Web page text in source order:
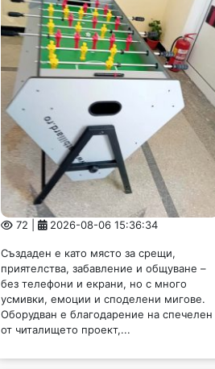
усмивки, емоции и споделени мигове.
Оборудван е благодарение на спечелен
от читалището проект,...
Областен се срещна с
новоизбран полицейски
шеф